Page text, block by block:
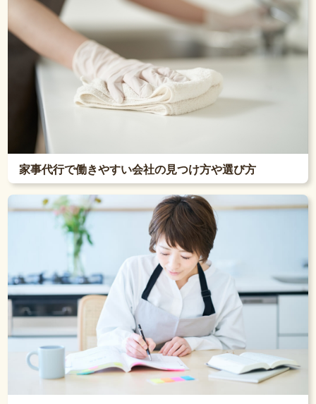
家事代行で働きやすい会社の見つけ方や選び方